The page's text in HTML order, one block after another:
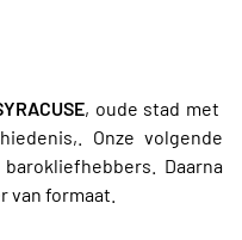
, oude stad met
Onze volgende
Daarna
van formaat.